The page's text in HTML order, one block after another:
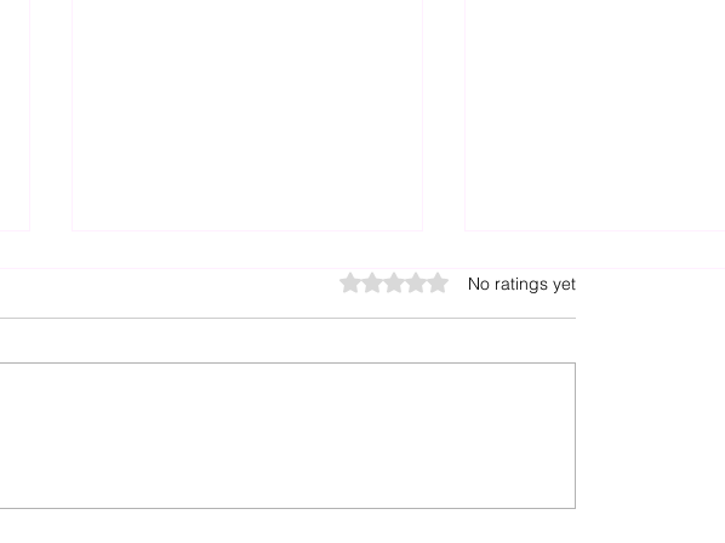
Artikel 23.1 van die NG Kerkorde
Verskille tussen 2015 en
2023 SGV besluite
Rated 0 out of 5 stars.
No ratings yet